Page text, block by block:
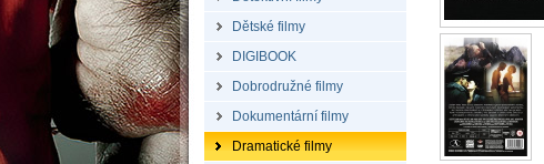
Dětské filmy
DIGIBOOK
Dobrodružné filmy
Dokumentární filmy
Dramatické filmy